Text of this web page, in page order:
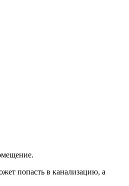
попасть в канализацию, а